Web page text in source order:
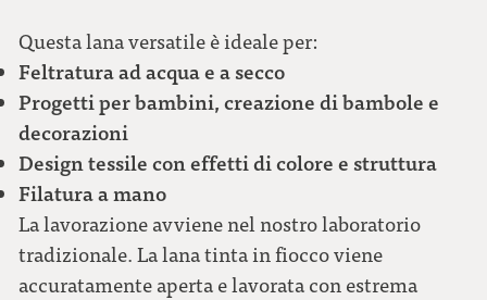
Questa lana versatile è ideale per:
Feltratura ad acqua e a secco
Progetti per bambini, creazione di bambole e
decorazioni
Design tessile con effetti di colore e struttura
Filatura a mano
La lavorazione avviene nel nostro laboratorio
tradizionale. La lana tinta in fiocco viene
accuratamente aperta e lavorata con estrema